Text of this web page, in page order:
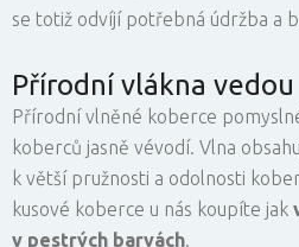
se totiž odvíjí potřebná údržba a
Přírodní vlákna vedou
Přírodní vlněné koberce
koberců jasně vévodí. Vlna
k větší pružnosti a odolnosti
kusové koberce u nás koupíte jak
v pestrých barvách.